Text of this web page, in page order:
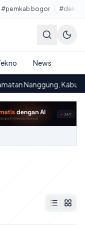
#pemkab bogor
News
Nanggung,